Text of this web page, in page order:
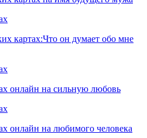
картах:Что он думает обо мне
онлайн на сильную любовь
онлайн на любимого человека